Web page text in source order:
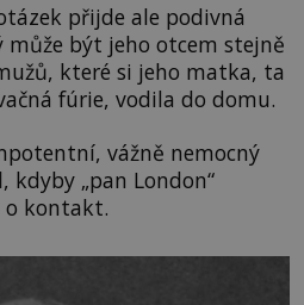
přijde ale podivná
může být jeho otcem stejně
které si jeho matka, ta
fúrie, vodila do domu.
vážně nemocný
kdyby „pan London“
o kontakt.